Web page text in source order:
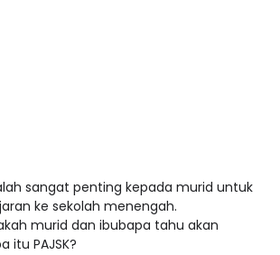
sangat penting kepada murid untuk
ke sekolah menengah.
murid dan ibubapa tahu akan
itu PAJSK?